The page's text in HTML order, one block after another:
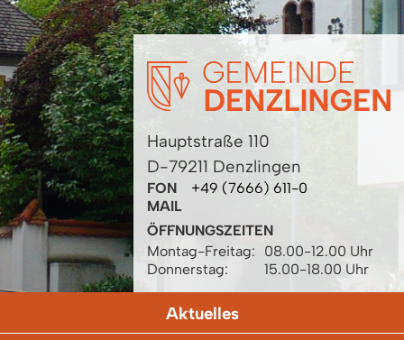
Hauptstraße 110
D-79211 Denzlingen
FON
+49 (7666) 611-0
MAIL
ÖFFNUNGSZEITEN
Montag-Freitag:
08.00-12.00 Uhr
Donnerstag:
15.00-18.00 Uhr
Aktuelles